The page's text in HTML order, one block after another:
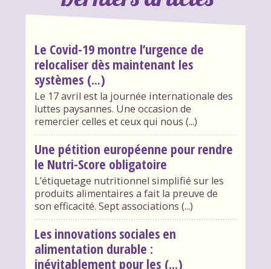
Le Covid-19 montre l’urgence de
relocaliser dès maintenant les
systèmes (...)
Le 17 avril est la journée internationale des
luttes paysannes. Une occasion de
remercier celles et ceux qui nous (...)
Une pétition européenne pour rendre
le Nutri-Score obligatoire
L’étiquetage nutritionnel simplifié sur les
produits alimentaires a fait la preuve de
son efficacité. Sept associations (...)
Les innovations sociales en
alimentation durable :
inévitablement pour les (...)